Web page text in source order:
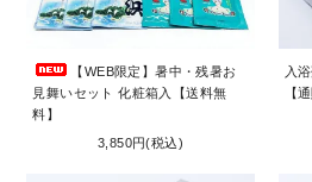
【WEB限定】暑中・残暑お
見舞いセット 化粧箱入【送料無
料】
3,850円(税込)
入
【